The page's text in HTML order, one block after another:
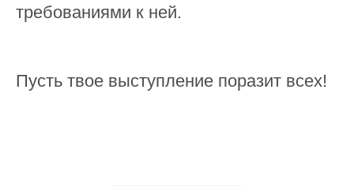
требованиями к ней.
Пусть твое выступление поразит всех!